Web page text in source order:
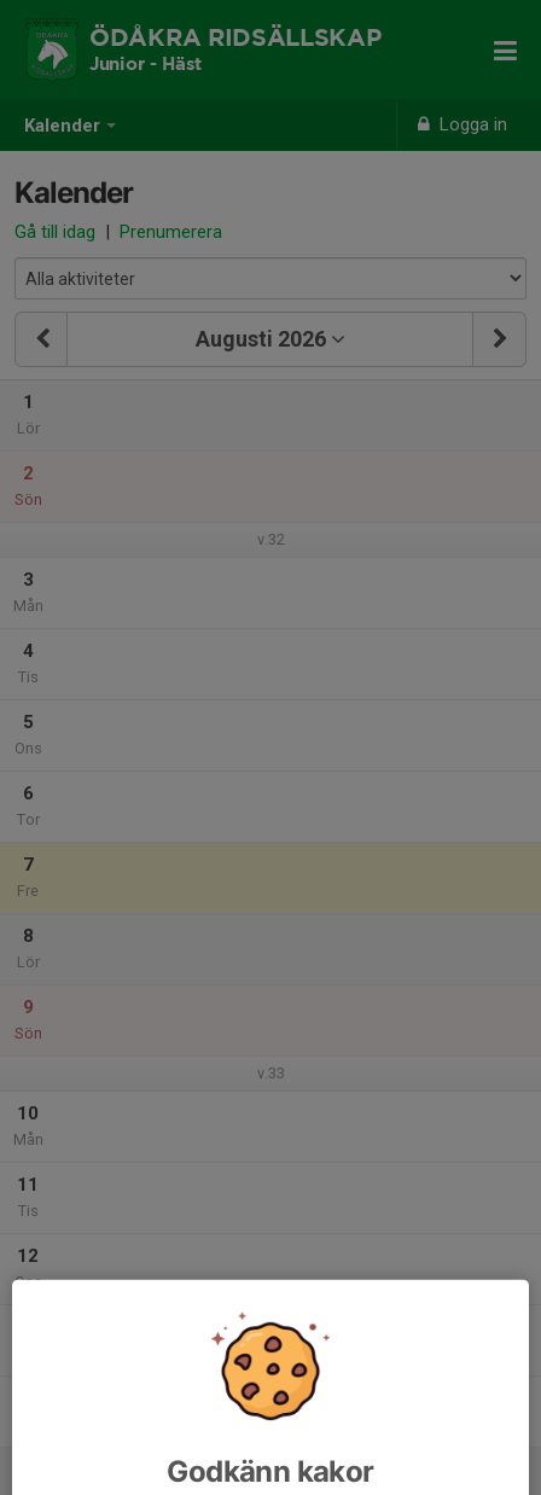
Kalender Logga in
ÖDÅKRA RIDSÄLLSKAP
Junior - Häst
Kalender
Gå till idag | Prenumerera
Augusti 2026
1
Lör
2
Sön
v.32
3
Mån
4
Tis
5
Ons
6
Tor
7
Fre
8
Lör
9
Sön
v.33
10
Mån
11
Tis
12
Ons
Godkänn kakor